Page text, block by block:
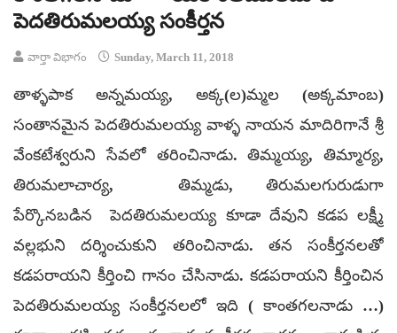
పెదతిరుమలయ్య సంకీర్తన
వార్తా విభాగం Sunday, March 11, 2018
తాళ్ళపాక అన్నమయ్య, అక్క(ల)మ్మల (అక్కమాంబ)
సంతానమైన పెదతిరుమలయ్య వాళ్ళ నాయన మాదిరిగానే శ్రీ
వేంకటేశ్వరుని సేవలో తరించినాడు. తిమ్మయ్య, తిమ్మార్య,
తిరుమలాచార్య, తిమ్మడు, తిరుమలగురుడుగా
పేర్కొనబడిన పెదతిరుమలయ్య కూడా దేవుని కడప లక్ష్మీ
వల్లభుని దర్శించుకుని తరించినాడు. తన సంకీర్తనలతో
కడపరాయని కీర్తించి గానం చేసినాడు. కడపరాయని కీర్తించిన
పెదతిరుమలయ్య సంకీర్తనలలో ఇది ( కాంతగలనాడు …)